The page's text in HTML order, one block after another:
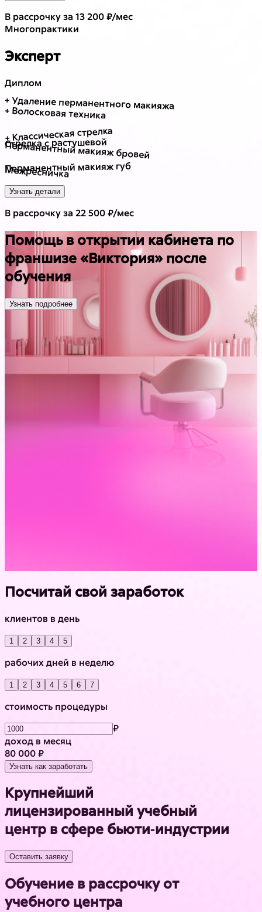
В рассрочку за 13 200 ₽/мес
Многопрактики
Эксперт
Диплом
+ Удаление перманентного макияжа
+ Волосковая техника
+ Классическая стрелка
Стрелка с растушевой
Перманентный макияж бровей
Перманентный макияж губ
Межресничка
Узнать детали
В рассрочку за 22 500 ₽/мес
Помощь в открытии кабинета по
франшизе «Виктория» после
обучения
Узнать подробнее
Посчитай свой заработок
клиентов в день
1 2 3 4 5
рабочих дней в неделю
1 2 3 4 5 6 7
стоимость процедуры
₽
доход в месяц
80 000 ₽
Узнать как заработать
Крупнейший
лицензированный учебный
центр в сфере бьюти‑индустрии
Оставить заявку
Обучение в рассрочку от
учебного центра